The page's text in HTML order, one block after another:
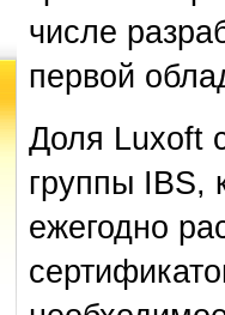
числе
первой
Доля Luxoft
группы IBS,
ежегодно